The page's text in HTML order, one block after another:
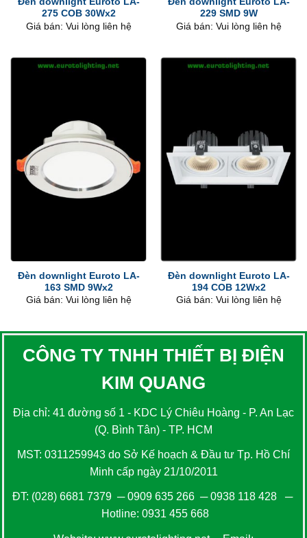
275 COB 30Wx2
Giá bán: Vui lòng liên hệ
229 SMD 9W
Giá bán: Vui lòng liên hệ
Đèn downlight Euroto LA-
163 SMD 9Wx2
Giá bán: Vui lòng liên hệ
Đèn downlight Euroto LA-
194 COB 12Wx2
Giá bán: Vui lòng liên hệ
CÔNG TY TNHH THIẾT BỊ ĐIỆN
KIM QUANG
Địa chỉ: 41 đường số 1 - KDC Lý Chiêu Hoàng - P. An Lạc
(Q. Bình Tân) - TP. HCM
MST: 0311259943 do Sở Kế hoạch & Đầu tư Tp. Hồ Chí
Minh cấp ngày 21/10/2011
ĐT: (028) 6681 7379 ─0909 635 266─0938 118 428─
Hotline: 0931 455 668